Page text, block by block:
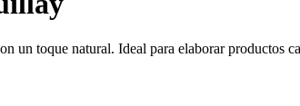
un toque natural. Ideal para elaborar productos